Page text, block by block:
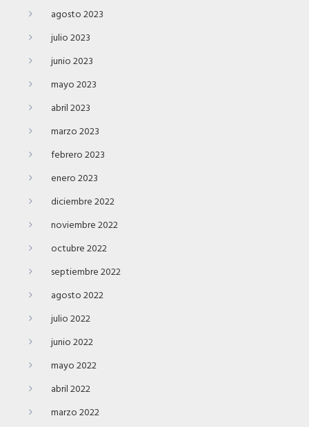
agosto 2023
julio 2023
junio 2023
mayo 2023
abril 2023
marzo 2023
febrero 2023
enero 2023
diciembre 2022
noviembre 2022
octubre 2022
septiembre 2022
agosto 2022
julio 2022
junio 2022
mayo 2022
abril 2022
marzo 2022